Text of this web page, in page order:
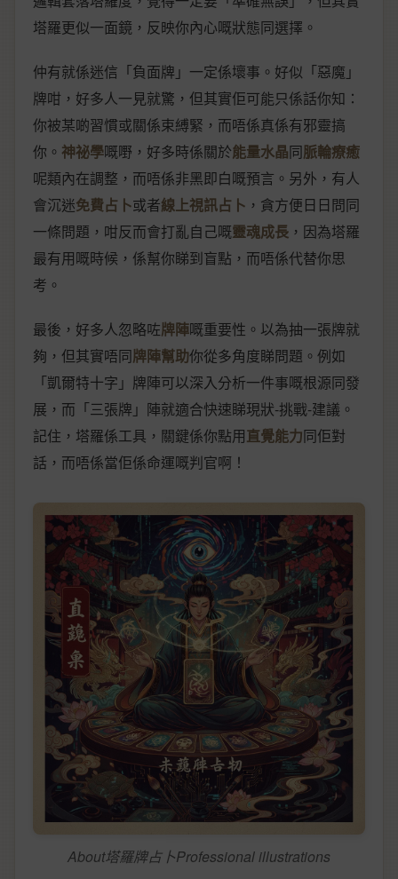
塔羅更似一面鏡，反映你內心嘅狀態同選擇。
仲有就係迷信「負面牌」一定係壞事。好似「惡魔」
牌咁，好多人一見就驚，但其實佢可能只係話你知：
你被某啲習慣或關係束縛緊，而唔係真係有邪靈搞
你。 神祕學嘅嘢，好多時係關於能量水晶同脈輪療癒
呢類內在調整，而唔係非黑即白嘅預言。另外，有人
會沉迷免費占卜或者線上視訊占卜 ，貪方便日日問同
一條問題，咁反而會打亂自己嘅靈魂成長 ，因為塔羅
最有用嘅時候，係幫你睇到盲點，而唔係代替你思
考。
最後，好多人忽略咗牌陣嘅重要性。以為抽一張牌就
夠，但其實唔同牌陣幫助你從多角度睇問題。例如
「凱爾特十字」牌陣可以深入分析一件事嘅根源同發
展，而「三張牌」陣就適合快速睇現狀-挑戰-建議。
記住，塔羅係工具，關鍵係你點用直覺能力同佢對
話，而唔係當佢係命運嘅判官啊！
About塔羅牌占卜Professional illustrations